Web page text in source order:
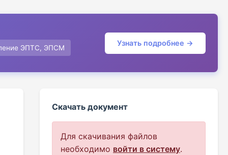
ЭПТС, ЭПСМ
Узнать подробнее →
Скачать документ
Для скачивания файлов
необходимо войти в систему.